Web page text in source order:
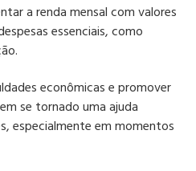
a renda mensal com valores
essenciais, como
econômicas e promover
se tornado uma ajuda
especialmente em momentos